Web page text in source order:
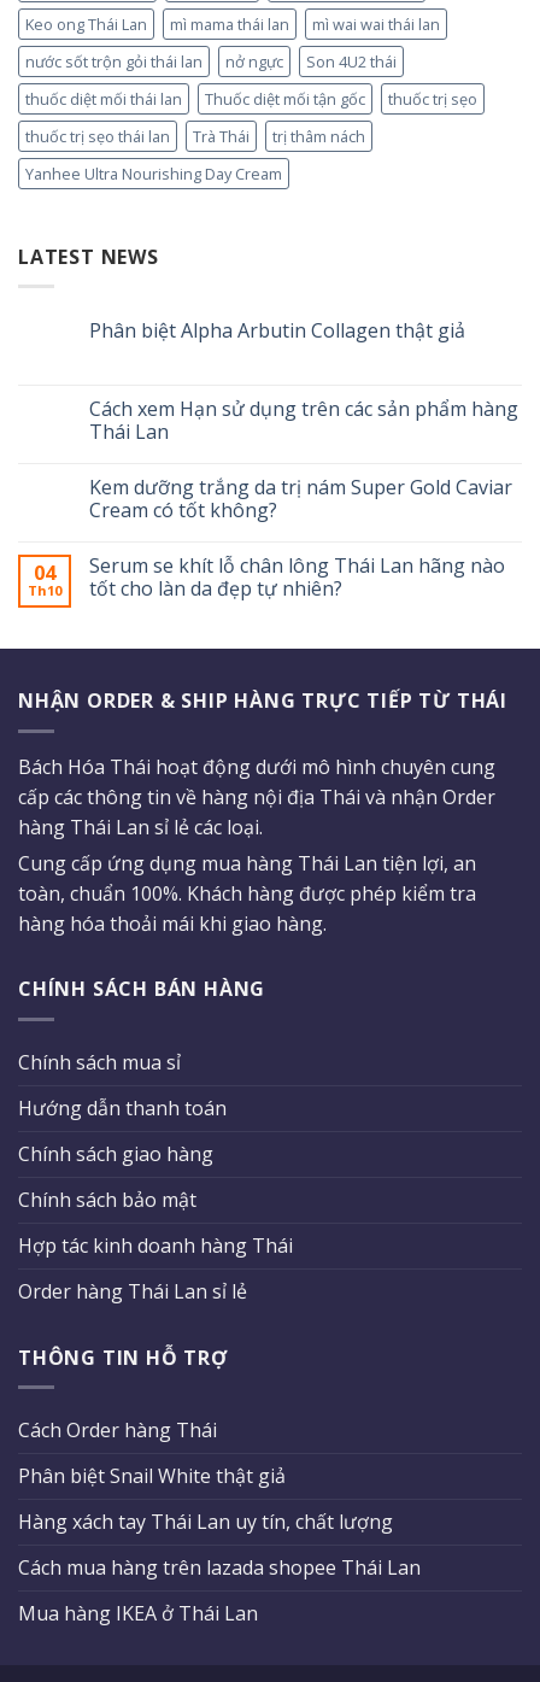
Keo ong Thái Lan
mì mama thái lan
mì wai wai thái lan
nước sốt trộn gỏi thái lan
nở ngực
Son 4U2 thái
thuốc diệt mối thái lan
Thuốc diệt mối tận gốc
thuốc trị sẹo
thuốc trị sẹo thái lan
Trà Thái
trị thâm nách
Yanhee Ultra Nourishing Day Cream
LATEST NEWS
Phân biệt Alpha Arbutin Collagen thật giả
Cách xem Hạn sử dụng trên các sản phẩm hàng
Thái Lan
Kem dưỡng trắng da trị nám Super Gold Caviar
Cream có tốt không?
04
Th10
Serum se khít lỗ chân lông Thái Lan hãng nào
tốt cho làn da đẹp tự nhiên?
NHẬN ORDER & SHIP HÀNG TRỰC TIẾP TỪ THÁI
Bách Hóa Thái hoạt động dưới mô hình chuyên cung
cấp các thông tin về hàng nội địa Thái và nhận Order
hàng Thái Lan sỉ lẻ các loại.
Cung cấp ứng dụng mua hàng Thái Lan tiện lợi, an
toàn, chuẩn 100%. Khách hàng được phép kiểm tra
hàng hóa thoải mái khi giao hàng.
CHÍNH SÁCH BÁN HÀNG
Chính sách mua sỉ
Hướng dẫn thanh toán
Chính sách giao hàng
Chính sách bảo mật
Hợp tác kinh doanh hàng Thái
Order hàng Thái Lan sỉ lẻ
THÔNG TIN HỖ TRỢ
Cách Order hàng Thái
Phân biệt Snail White thật giả
Hàng xách tay Thái Lan uy tín, chất lượng
Cách mua hàng trên lazada shopee Thái Lan
Mua hàng IKEA ở Thái Lan